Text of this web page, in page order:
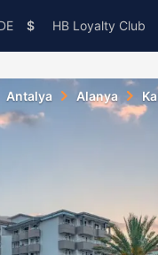
$ HB Loyalty Club
Antalya Alanya